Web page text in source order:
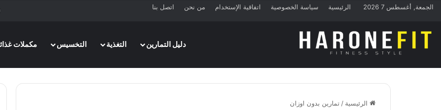
الجمعة, أغسطس 7 2026 الرئيسية سياسة الخصوصية اتفاقية الإستخدام من نحن اتصل بنا
دليل التمارين
التغذية التخسيس مكملات
الرئيسية / تمارين بدون اوزان